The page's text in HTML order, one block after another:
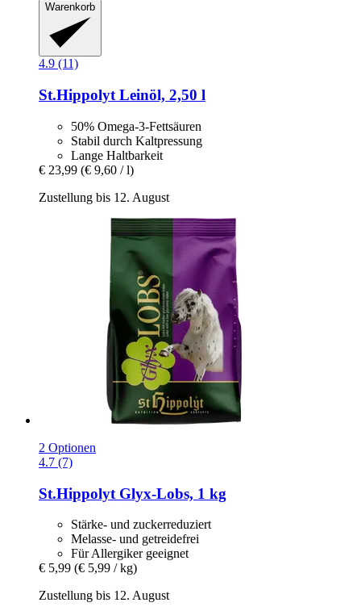
Warenkorb
4.9 (11)
St.Hippolyt Leinöl, 2,50 l
50% Omega-3-Fettsäuren
Stabil durch Kaltpressung
Lange Haltbarkeit
€ 23,99 (€ 9,60 / l)
Zustellung bis 12. August
2 Optionen
4.7 (7)
St.Hippolyt Glyx-​Lobs, 1 kg
Stärke- und zuckerreduziert
Melasse- und getreidefrei
Für Allergiker geeignet
€ 5,99 (€ 5,99 / kg)
Zustellung bis 12. August